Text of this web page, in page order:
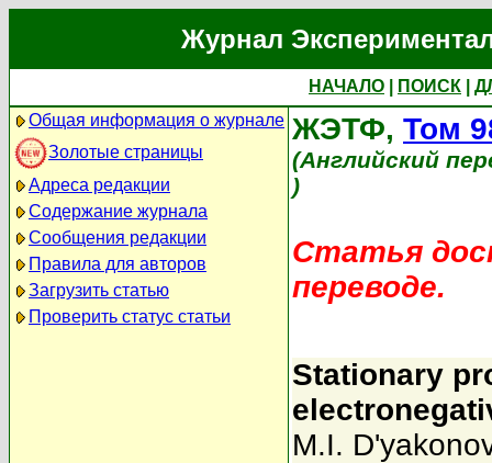
Журнал
НАЧАЛО ПОИСК
Общая информация о журнале
Золотые страницы
Адреса редакции
Содержание журнала
Сообщения редакции
Правила для авторов
Загрузить статью
Проверить статус статьи
ЖЭТФ, Том
(Английский
)
Статья
переводе.
Stationary
M.I.